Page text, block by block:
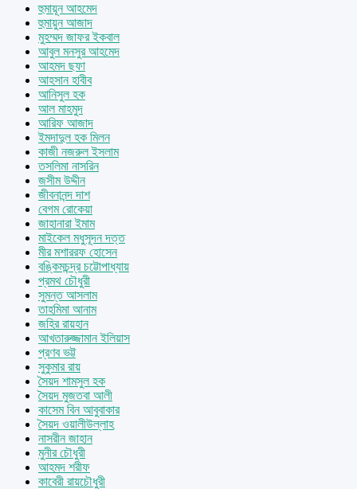
হুমায়ূন আহমেদ
হুমায়ুন আজাদ
মুহম্মদ জাফর ইকবাল
আবুল মনসুর আহমেদ
আহমদ ছফা
আহসান হাবীব
আনিসুল হক
আল মাহমুদ
আরিফ আজাদ
ইমদাদুল হক মিলন
কাজী নজরুল ইসলাম
তসলিমা নাসরিন
জসীম উদ্দীন
জীবনানন্দ দাশ
বেগম রোকেয়া
জাহানারা ইমাম
মাইকেল মধুসূদন দত্ত
মীর মশাররফ হোসেন
বঙ্কিমচন্দ্র চট্টোপাধ্যায়
প্রমথ চৌধুরী
সুমন্ত আসলাম
তাহমিমা আনাম
জহির রায়হান
আখতারুজ্জামান ইলিয়াস
প্রণব ভট্ট
সুকুমার রায়
সৈয়দ শামসুল হক
সৈয়দ মুজতবা আলী
কাসেম বিন আবুবাকার
সৈয়দ ওয়ালীউল্লাহ
নাসরীন জাহান
মুনীর চৌধুরী
আহমদ শরীফ
কাবেরী রায়চৌধুরী